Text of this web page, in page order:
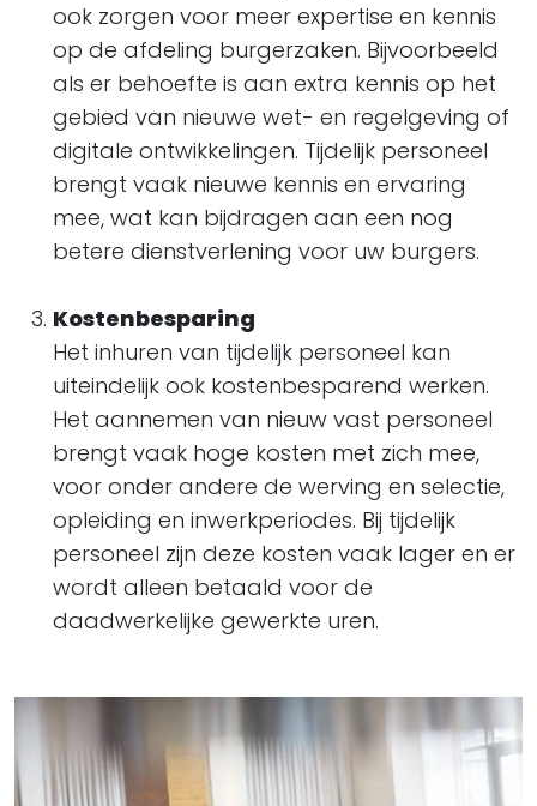
ook zorgen voor meer expertise en kennis
op de afdeling burgerzaken. Bijvoorbeeld
als er behoefte is aan extra kennis op het
gebied van nieuwe wet- en regelgeving of
digitale ontwikkelingen. Tijdelijk personeel
brengt vaak nieuwe kennis en ervaring
mee, wat kan bijdragen aan een nog
betere dienstverlening voor uw burgers.
Kostenbesparing
Het inhuren van tijdelijk personeel kan
uiteindelijk ook kostenbesparend werken.
Het aannemen van nieuw vast personeel
brengt vaak hoge kosten met zich mee,
voor onder andere de werving en selectie,
opleiding en inwerkperiodes. Bij tijdelijk
personeel zijn deze kosten vaak lager en er
wordt alleen betaald voor de
daadwerkelijke gewerkte uren.